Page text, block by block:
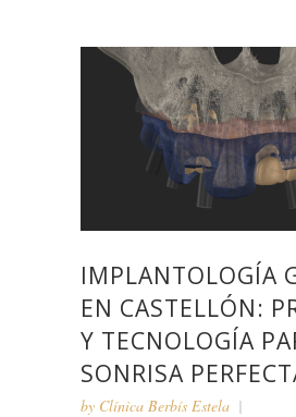
IMPLANTOLOGÍA
EN CASTELLÓN:
Y TECNOLOGÍA
SONRISA
by Clínica Berbís Estela